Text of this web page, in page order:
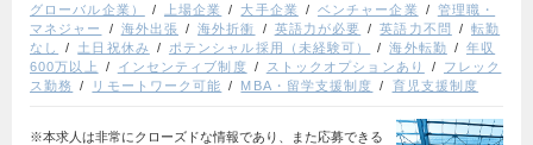
グローバル企業）
上場企業 大手企業 ベンチャー企業
管理職・
マネジャー
海外出張 海外折衝 英語力が必要 英語力不問
転勤
なし
土日祝休み ポテンシャル採用（未経験可） 海外転勤
年収
600万以上
インセンティブ制度 ストックオプションあり
フレック
ス勤務
リモートワーク可能 MBA・留学支援制度 育児支援制度
※本求人は非常にクローズドな情報であり、また応募できる